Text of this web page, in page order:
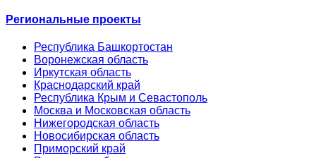
Региональные проекты
Республика Башкортостан
Воронежская область
Иркутская область
Краснодарский край
Республика Крым и Севастополь
Москва и Московская область
Нижегородская область
Новосибирская область
Приморский край